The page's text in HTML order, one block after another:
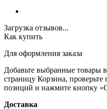
Загрузка отзывов...
Как купить
Для оформления заказа
Добавьте выбранные товары
страницу Корзина, проверьте
позиций и нажмите кнопку
Доставка